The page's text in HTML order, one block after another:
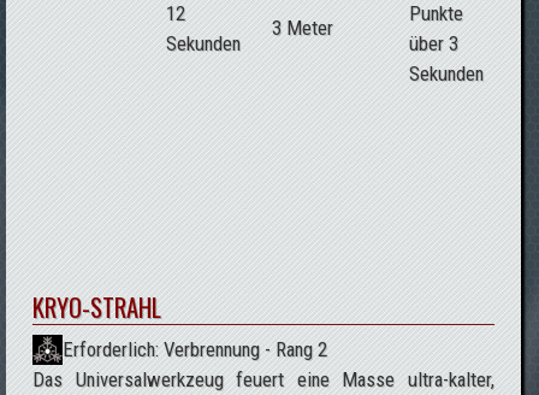
12
Sekunden
3 Meter
Punkte
über 3
Sekunden
KRYO-STRAHL
Erforderlich: Verbrennung - Rang 2
Das Universalwerkzeug feuert eine Masse ultra-kalter,